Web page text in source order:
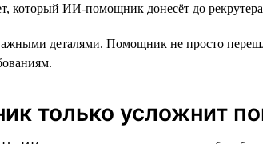
который ИИ-помощник донесёт до
деталями. Помощник не просто
только усложнит